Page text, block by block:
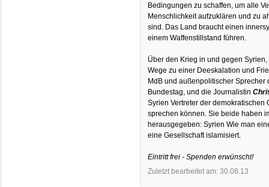
Bedingungen zu schaffen, um alle
Menschlichkeit aufzuklären und zu
sind. Das Land braucht einen
einem Waffenstillstand führen.
Über den Krieg in und gegen
Wege zu einer Deeskalation und
MdB und außenpolitischer Sprecher
Bundestag, und die Journalistin
Syrien Vertreter der
sprechen können. Sie beide haben
herausgegeben: Syrien Wie man
eine Gesellschaft islamisiert.
Eintritt frei - Spenden erwünscht!
Zuletzt bearbeitet am: 30.08.13